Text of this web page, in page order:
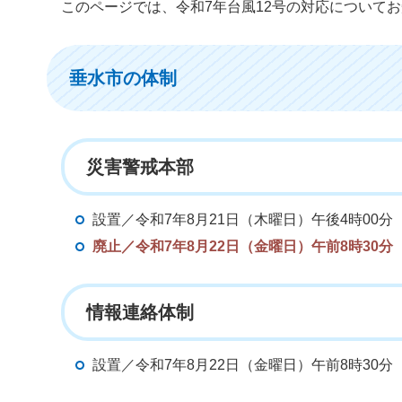
このページでは、令和7年台風12号の対応についてお
垂水市の体制
災害警戒本部
設置／令和7年8月21日（木曜日）午後4時00分
廃止／令和7年8月22日（金曜日）午前8時30分
情報連絡体制
設置／令和7年8月22日（金曜日）午前8時30分